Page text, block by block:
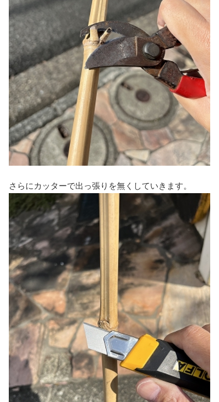
さらにカッターで出っ張りを無くしていきます。